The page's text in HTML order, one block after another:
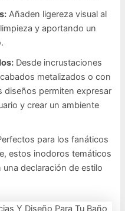
Añaden ligereza visual al
y aportando un
Desde incrustaciones
metalizados o con
diseños permiten expresar
y crear un ambiente
para los fanáticos
estos inodoros temáticos
declaración de estilo